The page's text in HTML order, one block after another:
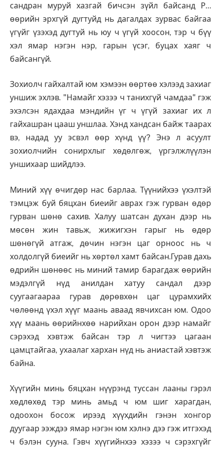
сандран муруй хазгай бичсэн зүйл байсанд Р…
өөрийн эрхгүй дугтуйд нь дагалдах зурвас байгаа
үгүйг үзэхэд дугтуй нь юу ч үгүй хоосон, тэр ч бүү
хэл ямар нэгэн нэр, гарын үсэг, буцах хаяг ч
байсангүй.
Зохиолч гайхалтай юм хэмээн өөртөө хэлээд захиаг
уншиж эхлэв. "Намайг хэзээ ч танихгүй чамдаа" гэж
эхэлсэн ядахдаа мэндийн үг ч үгүй захиаг их л
гайхашран цааш уншлаа. Хэнд хандсан байж таарах
вэ, надад уу эсвэл өөр хүнд үү? Энэ л асуулт
зохиолчийн сонирхлыг хөдөлгөж, үргэлжлүүлэн
уншихаар шийдлээ.
Миний хүү өчигдөр нас барлаа. Түүнийхээ үхэлтэй
тэмцэж буй бяцхан биеийг аврах гэж гурван өдөр
гурван шөнө сахив. Халуу шатсан духан дээр нь
мөсөн жин тавьж, жижигхэн гарыг нь өдөр
шөнөгүй атгаж, дөчин нэгэн цаг орноос нь ч
холдолгүй биеийг нь хөртөл хамт байсан.Гурав дахь
өдрийн шөнөөс нь миний тамир барагдаж өөрийн
мэдэлгүй нүд анилдан хатуу сандал дээр
суугаагаараа гурав дөрөвхөн цаг цурамхийх
чөлөөнд үхэл хүүг маань аваад явчихсан юм. Одоо
хүү маань өөрийнхөө нарийхан орон дээр намайг
сэрэхэд хэвтэж байсан тэр л чигтээ цагаан
цамцтайгаа, ухаалаг хархан нүд нь аниастай хэвтэж
байна.
Хүүгийн минь бяцхан нүүрэнд туссан лааны гэрэл
хөдлөхөд тэр минь амьд ч юм шиг харагдан,
одоохон босож ирээд хүүхдийн гэнэн хонгор
дуугаар ээждээ ямар нэгэн юм хэлнэ дээ гэж итгэхэд
ч бэлэн сууна. Гэвч хүүгийнхээ хэзээ ч сэрэхгүйг